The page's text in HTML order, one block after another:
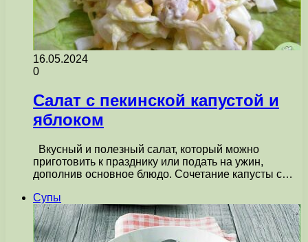
16.05.2024
0
Салат с пекинской капустой и
яблоком
Вкусный и полезный салат, который можно
приготовить к празднику или подать на ужин,
дополнив основное блюдо. Сочетание капусты с…
Супы